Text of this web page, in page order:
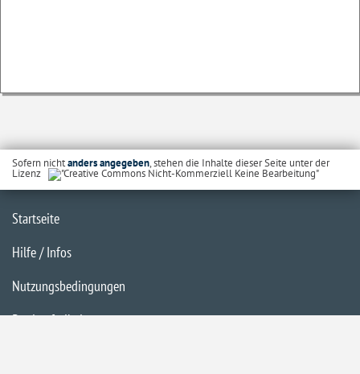
Sofern nichtanders angegeben, stehen die Inhalte dieser Seite unter der
Lizenz
Startseite
Hilfe / Infos
Nutzungsbedingungen
Barrierefreiheit